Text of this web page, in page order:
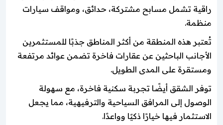
راقية تشمل مسابح مشتركة، حدائق، ومواقف سيارات
منظمة.
تُعتبر هذه المنطقة من أكثر المناطق جذبًا للمستثمرين
الأجانب الباحثين عن عقارات فاخرة تضمن عوائد مرتفعة
ومستقرة على المدى الطويل.
توفر الشقق أيضًا تجربة سكنية فاخرة، مع سهولة
الوصول إلى المرافق السياحية والترفيهية، مما يجعل
الاستثمار فيها خيارًا ذكيًا وواعدًا.